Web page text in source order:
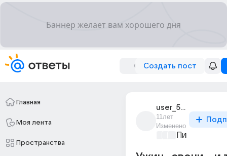
Создать пост
Главная
Моя лента
Пространства
user_53327227
11лет
Изменено
Пикантно о